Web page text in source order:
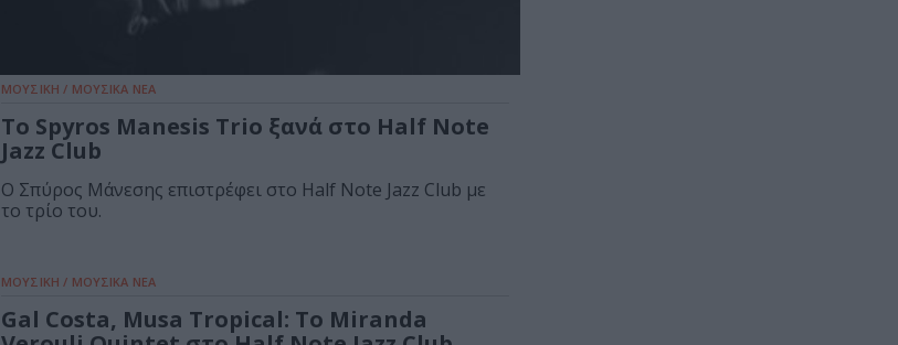
ΜΟΥΣΙΚΗ / ΜΟΥΣΙΚΑ ΝΕΑ
Το Spyros Manesis Trio ξανά στο Half Note
Jazz Club
Ο Σπύρος Μάνεσης επιστρέφει στο Half Note Jazz Club με
το τρίο του.
ΜΟΥΣΙΚΗ / ΜΟΥΣΙΚΑ ΝΕΑ
Gal Costa, Musa Tropical: Το Miranda